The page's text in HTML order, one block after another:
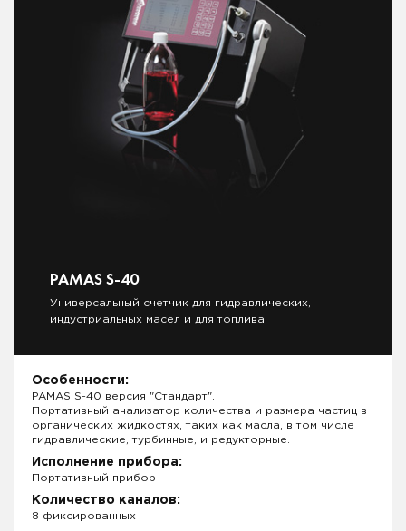
PAMAS S-40
Универсальный счетчик для гидравлических,
индустриальных масел и для топлива
Особенности:
PAMAS S-40 версия "Стандарт".
Портативный анализатор количества и размера частиц в
органических жидкостях, таких как масла, в том числе
гидравлические, турбинные, и редукторные.
Исполнение прибора:
Портативный прибор
Количество каналов:
8 фиксированных